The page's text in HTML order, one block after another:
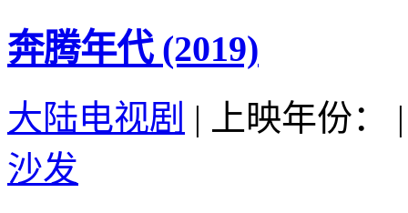
奔腾年代 (2019)
大陆电视剧 | 上映年份：
|
沙发